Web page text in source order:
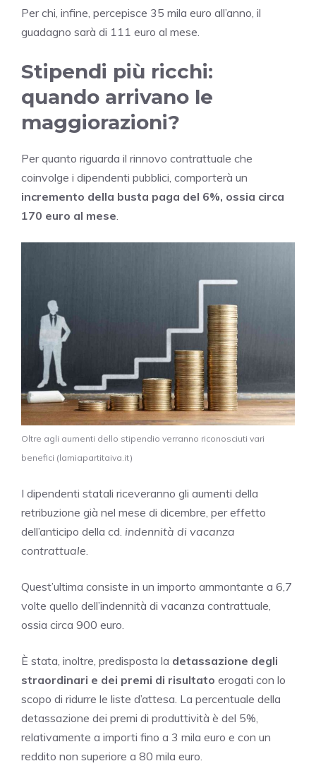
Per chi, infine, percepisce 35 mila euro all’anno, il
guadagno sarà di 111 euro al mese.
Stipendi più ricchi:
quando arrivano le
maggiorazioni?
Per quanto riguarda il rinnovo contrattuale che
coinvolge i dipendenti pubblici, comporterà un
incremento della busta paga del 6%, ossia circa
170 euro al mese.
Oltre agli aumenti dello stipendio verranno riconosciuti vari
benefici (lamiapartitaiva.it)
I dipendenti statali riceveranno gli aumenti della
retribuzione già nel mese di dicembre, per effetto
dell’anticipo della cd. indennità di vacanza
contrattuale
Quest’ultima consiste in un importo ammontante a 6,7
volte quello dell’indennità di vacanza contrattuale,
ossia circa 900 euro.
È stata, inoltre, predisposta la detassazione degli
straordinari e dei premi di risultato erogati con lo
scopo di ridurre le liste d’attesa. La percentuale della
detassazione dei premi di produttività è del 5%,
relativamente a importi fino a 3 mila euro e con un
reddito non superiore a 80 mila euro.